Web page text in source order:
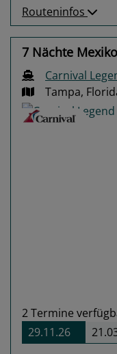
Routeninfos
7 Nächte
Carnival
Tampa,
2Termine
29.11.26